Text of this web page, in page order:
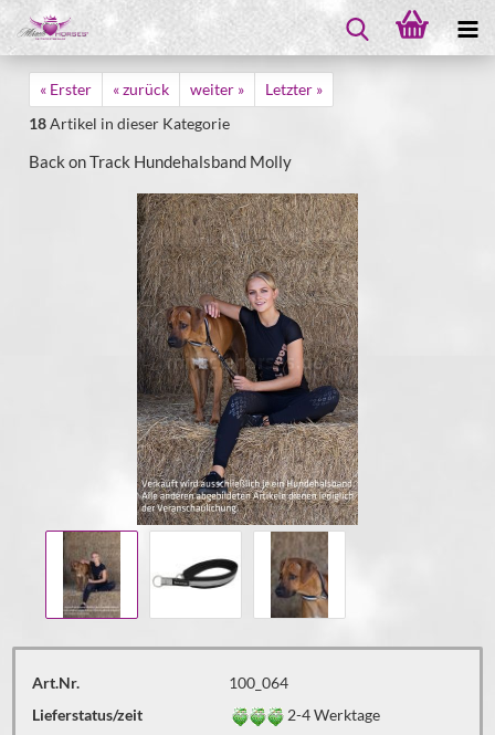
« Erster « zurück weiter »
Letzter »
18Artikel in dieser Kategorie
Back on Track Hundehalsband Molly
Art.Nr.
100_064
Lieferstatus/zeit
2-4 Werktage